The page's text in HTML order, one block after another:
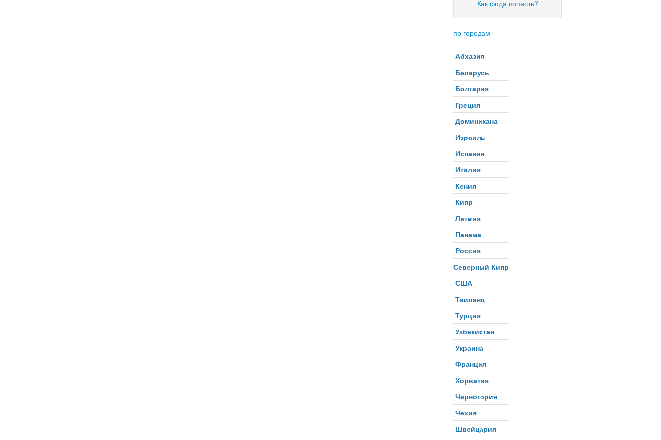
Как сюда попасть?
по городам
Абхазия
Беларусь
Болгария
Греция
Доминикана
Израиль
Испания
Италия
Кения
Кипр
Латвия
Панама
Россия
Северный Кипр
США
Таиланд
Турция
Узбекистан
Украина
Франция
Хорватия
Черногория
Чехия
Швейцария